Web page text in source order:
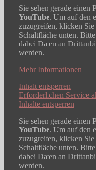
Sie sehen gerade einen
YouTube. Um auf den
zuzugreifen, klicken Sie
Schaltfläche unten.
dabei Daten an
werden.
Mehr Informationen
Inhalt entsperren
Erforderlichen Service
Inhalte entsperren
Sie sehen gerade einen
YouTube. Um auf den
zuzugreifen, klicken Sie
Schaltfläche unten.
dabei Daten an
werden.